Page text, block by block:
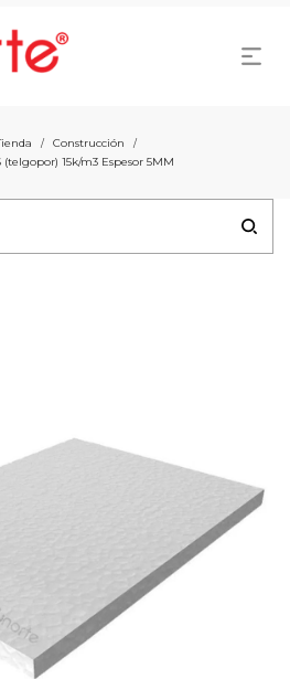
/ Construcción /
15k/m3 Espesor 5MM